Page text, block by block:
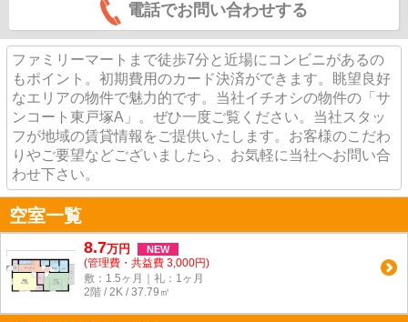
電話でお問い合わせする
ファミリーマートまで徒歩7分と近場にコンビニがあるの
もポイント。初期費用のカード決済ができます。眺望良好
なエリアの物件で魅力的です。当社イチオシの物件の「サ
ンコート東戸塚A」。ぜひ一度ご覧ください。当社スタッ
フが地域の賃貸情報をご提供いたします。お客様のこだわ
りやご要望などございましたら、お気軽に当社へお問い合
わせ下さい。
空室一覧
8.7万円 NEW
(管理費・共益費 3,000円)
敷：1.5ヶ月｜礼：1ヶ月
2階 / 2K / 37.79㎡